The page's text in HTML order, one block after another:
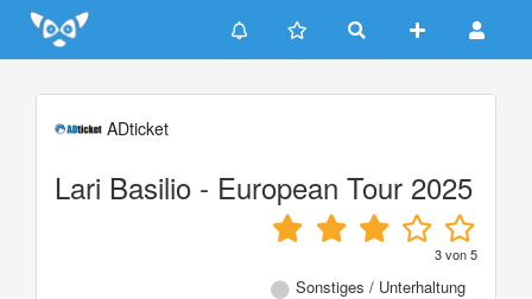
Update cookies preferences
ADticket
Lari Basilio - European Tour 2025
3von5
Sonstiges / Unterhaltung